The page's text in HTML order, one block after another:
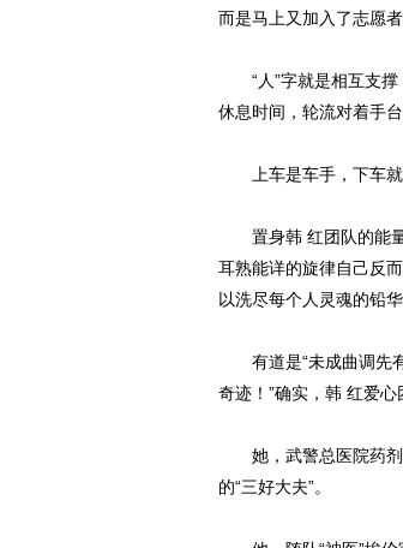
而是马上又加入了志愿者
“人”字就是相互支撑
休息时间，轮流对着手
上车是车手，下车就
置身韩 红团队的能量
耳熟能详的旋律自己反
以洗尽每个人灵魂的铅华
有道是“未成曲调先有
奇迹！”确实，韩 红爱
她，武警总医院药剂
的“三好大夫”。